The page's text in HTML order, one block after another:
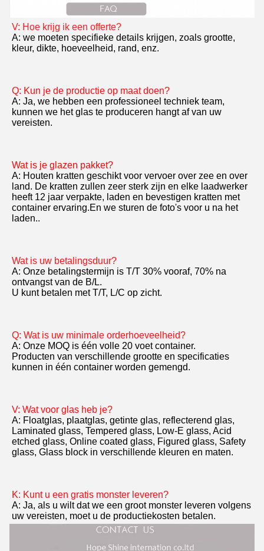
V: Hoe krijg ik een offerte?
A: we moeten specifieke details krijgen, zoals grootte,
kleur, dikte, hoeveelheid, rand, enz.
Q: Kun je de productie op maat doen?
A: Ja, we hebben een professioneel techniek team,
kunnen we het glas te produceren hangt af van uw
vereisten.
Wat is je glazen pakket?
A: Houten kratten geschikt voor vervoer over zee en over
land. De kratten zullen zeer sterk zijn en elke laadwerker
heeft 12 jaar verpakte, laden en bevestigen kratten met
container ervaring.En we sturen de foto's voor u na het
laden..
Wat is uw betalingsduur?
A: Onze betalingstermijn is T/T 30% vooraf, 70% na
ontvangst van de B/L.
U kunt betalen met T/T, L/C op zicht.
Q: Wat is uw minimale orderhoeveelheid?
A: Onze MOQ is één volle 20 voet container.
Producten van verschillende grootte en specificaties
kunnen in één container worden gemengd.
V: Wat voor glas heb je?
A: Floatglas, plaatglas, getinte glas, reflecterend glas,
Laminated glass, Tempered glass, Low-E glass, Acid
etched glass, Online coated glass, Figured glass, Safety
glass, Glass block in verschillende kleuren en maten.
K: Kunt u een gratis monster leveren?
A: Ja, als u wilt dat we een groot monster leveren volgens
uw vereisten, moet u de productiekosten betalen.